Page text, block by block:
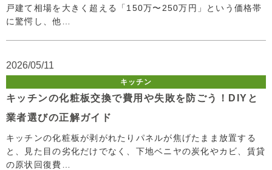
戸建て相場を大きく超える「150万〜250万円」という価格帯
に驚愕し、他…
2026/05/11
キッチン
キッチンの化粧板交換で費用や失敗を防ごう！DIYと
業者選びの正解ガイド
キッチンの化粧板が剥がれたりパネルが焦げたまま放置する
と、見た目の劣化だけでなく、下地ベニヤの炭化やカビ、賃貸
の原状回復費…